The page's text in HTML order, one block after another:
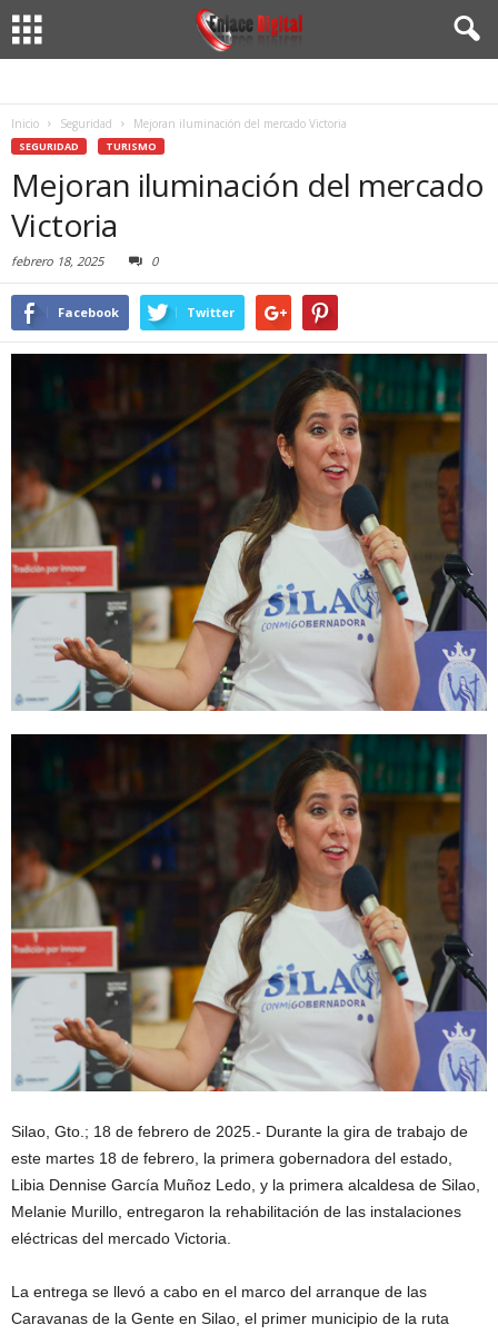
Inicio Seguridad Mejoran iluminación del mercado Victoria
SEGURIDAD TURISMO
Mejoran iluminación del mercado
Victoria
febrero 18, 2025 0
Facebook Twitter
Silao, Gto.; 18 de febrero de 2025.- Durante la gira de trabajo de
este martes 18 de febrero, la primera gobernadora del estado,
Libia Dennise García Muñoz Ledo, y la primera alcaldesa de Silao,
Melanie Murillo, entregaron la rehabilitación de las instalaciones
eléctricas del mercado Victoria.
La entrega se llevó a cabo en el marco del arranque de las
Caravanas de la Gente en Silao, el primer municipio de la ruta